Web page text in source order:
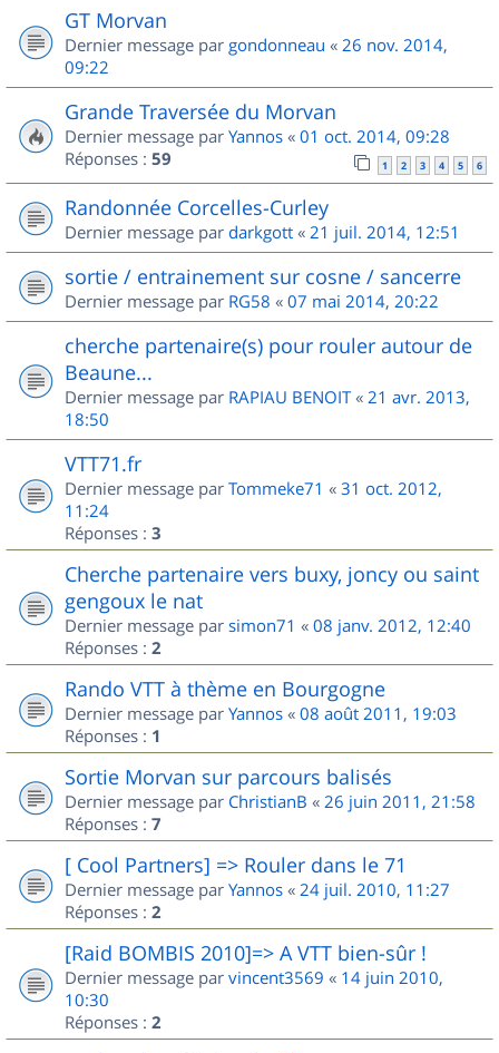
GT Morvan
Dernier message par gondonneau « 26 nov. 2014,
09:22
Grande Traversée du Morvan
Dernier message par Yannos « 01 oct. 2014, 09:28
Réponses : 59 1 2 3 4 5 6
Randonnée Corcelles-Curley
Dernier message par darkgott « 21 juil. 2014, 12:51
sortie / entrainement sur cosne / sancerre
Dernier message par RG58 « 07 mai 2014, 20:22
cherche partenaire(s) pour rouler autour de
Beaune...
Dernier message par RAPIAU BENOIT« 21 avr. 2013,
18:50
VTT71.fr
Dernier message par Tommeke71 « 31 oct. 2012,
11:24
Réponses : 3
Cherche partenaire vers buxy, joncy ou saint
gengoux le nat
Dernier message par simon71 « 08 janv. 2012, 12:40
Réponses : 2
Rando VTT à thème en Bourgogne
Dernier message par Yannos « 08 août 2011, 19:03
Réponses : 1
Sortie Morvan sur parcours balisés
Dernier message par ChristianB « 26 juin 2011, 21:58
Réponses : 7
[ Cool Partners] => Rouler dans le 71
Dernier message par Yannos « 24 juil. 2010, 11:27
Réponses : 2
[Raid BOMBIS 2010]=> A VTT bien-sûr !
Dernier message par vincent3569 « 14 juin 2010,
10:30
Réponses : 2